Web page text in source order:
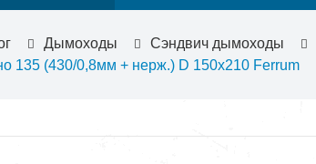
Дымоходы Сэндвич дымоходы
135 (430/0,8мм + нерж.) D 150х210 Ferrum